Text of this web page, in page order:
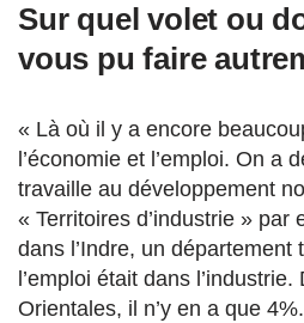
Sur quel volet ou
vous pu faire
« Là où il y a encore
l’économie et l’emploi. On a
travaille au développement
« Territoires d’industrie » par
dans l’Indre, un département
l’emploi était dans
Orientales, il n’y en a que